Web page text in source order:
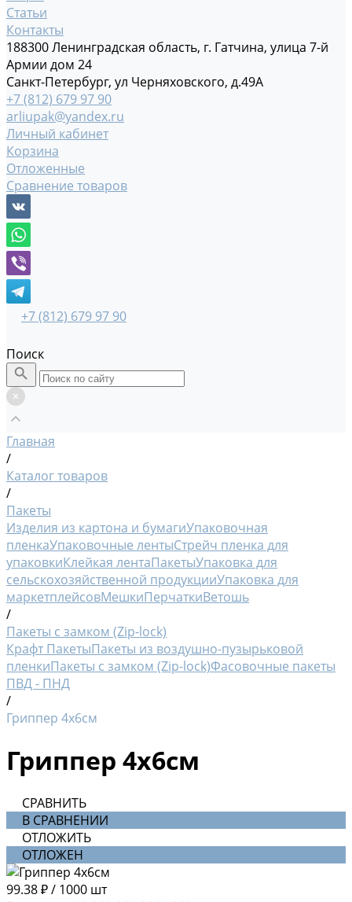
Статьи
Контакты
188300 Ленинградская область, г. Гатчина, улица 7-й
Армии дом 24
Санкт-Петербург, ул Черняховского, д.49А
+7 (812) 679 97 90
arliupak@yandex.ru
Личный кабинет
Корзина
Отложенные
Сравнение товаров
+7 (812) 679 97 90
Поиск
Главная
/
Каталог товаров
/
Пакеты
Изделия из картона и бумагиУпаковочная
пленкаУпаковочные лентыСтрейч пленка для
упаковкиКлейкая лентаПакетыУпаковка для
сельскохозяйственной продукцииУпаковка для
маркетплейсовМешкиПерчаткиВетошь
/
Пакеты с замком (Zip-lock)
Крафт ПакетыПакеты из воздушно-пузырьковой
пленкиПакеты с замком (Zip-lock)Фасовочные пакеты
ПВД - ПНД
/
Гриппер 4х6см
Гриппер 4х6см
СРАВНИТЬ
В СРАВНЕНИИ
ОТЛОЖИТЬ
ОТЛОЖЕН
99.38 ₽/ 1000 шт